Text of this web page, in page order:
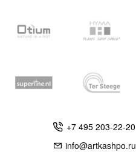
+7 495 203-22-20
info@artkashpo.ru